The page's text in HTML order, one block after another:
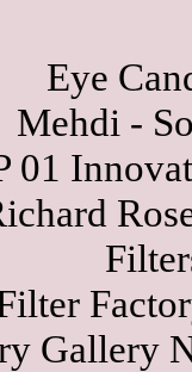
Eye
Mehdi -
01
Gallery